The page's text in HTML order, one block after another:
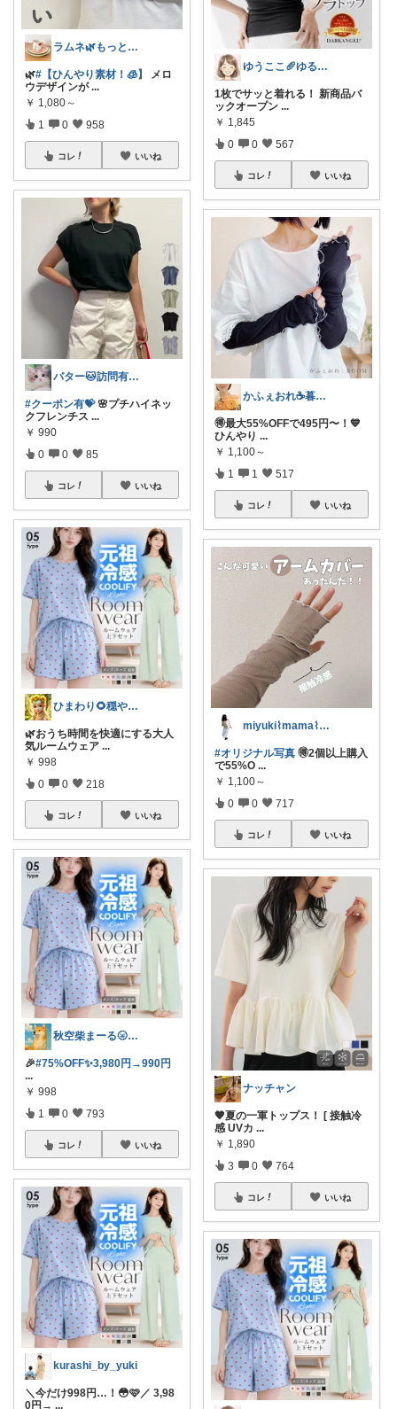
ラムネ🌿もっと快適な暮らし 𖠿
🌿#【ひんやり素材！🧊】
メロ
ウデザインが ...
￥ 1,080～
1 0 958
コレ いいね
バター🐱訪問有難うございます💕
#クーポン有💝🌸プチハイネッ
クフレンチス ...
￥ 990
0 0 85
コレ いいね
ひまわり🌻穏やかな暮らし
🌿おうち時間を快適にする大人
気ルームウェア ...
￥ 998
0 0 218
コレ いいね
秋空柴まーる🌝優しい暮らしアイテム🐾
🎉#75%OFF✨️3,980円→990円
...
￥ 998
1 0 793
コレ いいね
kurashi_by_yuki
＼今だけ998円…！😳🩷／ 3,98
0円→ ...
ゆうここ🥖ゆるっと楽しくお得な暮らしꕤ
1枚でサッと着れる！ 新商品バ
ックオープン ...
￥ 1,845
0 0 567
コレ いいね
かふぇおれ☕暮らしを整える便利グッズ🍀
🉐最大55%OFFで495円〜！💙
ひんやり ...
￥ 1,100～
1 1 517
コレ いいね
miyuki⌇mama⌇注文住宅計画中
#オリジナル写真 🉐2個以上購入
で55%O ...
￥ 1,100～
0 0 717
コレ いいね
ナッチャン
🧡夏の一軍トップス！ [ 接触冷
感 UVカ ...
￥ 1,890
3 0 764
コレ いいね